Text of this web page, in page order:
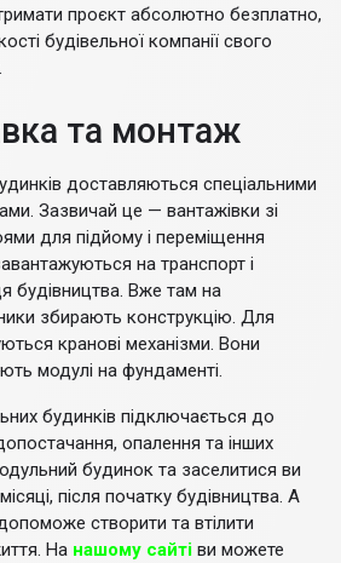
проєкт абсолютно безплатно,
будівельної компанії свого
та монтаж
доставляються спеціальними
Зазвичай це — вантажівки зі
для підйому і переміщення
на транспорт і
будівництва. Вже там на
збирають конструкцію. Для
кранові механізми. Вони
модулі на фундаменті.
будинків підключається до
опалення та інших
будинок та заселитися ви
після початку будівництва. А
створити та втілити
На нашому сайті ви можете